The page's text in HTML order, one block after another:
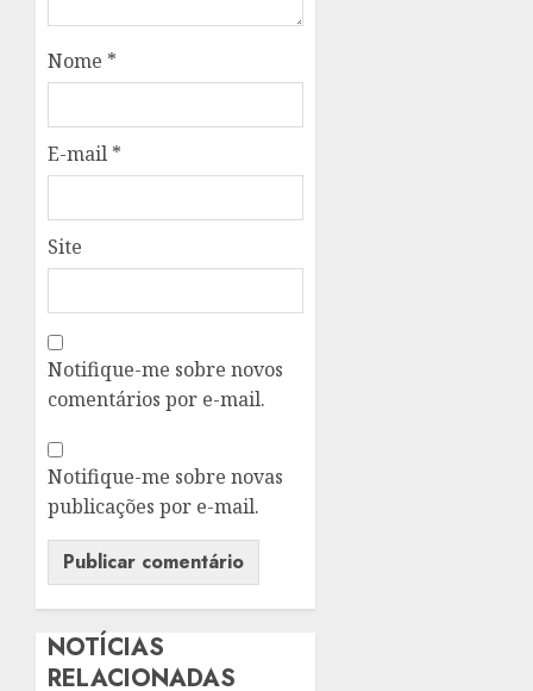
Nome *
E-mail *
Site
Notifique-me sobre novos
comentários por e-mail.
Notifique-me sobre novas
publicações por e-mail.
NOTÍCIAS
RELACIONADAS